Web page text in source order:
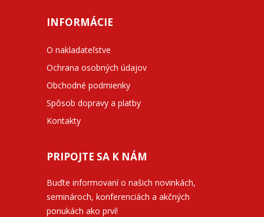
INFORMÁCIE
O nakladateľstve
Ochrana osobných údajov
Obchodné podmienky
Spôsob dopravy a platby
Kontakty
PRIPOJTE SA K NÁM
Buďte informovaní o našich novinkách,
seminároch, konferenciách a akčných
ponukách ako prví!